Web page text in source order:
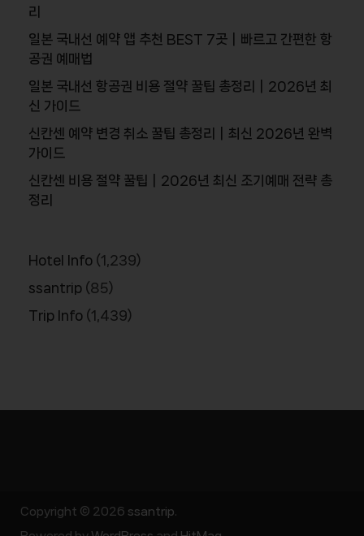
리
일본 국내선 예약 앱 추천 BEST 7곳｜빠르고 간편한 항
공권 예매법
일본 국내선 항공권 비용 절약 꿀팁 총정리｜2026년 최
신 가이드
신칸센 예약 변경 취소 꿀팁 총정리｜최신 2026년 완벽
가이드
신칸센 비용 절약 꿀팁｜2026년 최신 조기예매 전략 총
정리
Hotel Info (1,239)
ssantrip (85)
Trip Info (1,439)
Copyright © 2026 ssantrip.